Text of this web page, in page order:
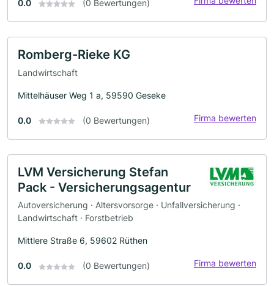
0.0 (0 Bewertungen)
Romberg-Rieke KG
Landwirtschaft
Mittelhäuser Weg 1 a, 59590 Geseke
0.0 (0 Bewertungen) Firma bewerten
LVM Versicherung Stefan
Pack - Versicherungsagentur
Autoversicherung · Altersvorsorge · Unfallversicherung ·
Landwirtschaft · Forstbetrieb
Mittlere Straße 6, 59602 Rüthen
0.0 (0 Bewertungen) Firma bewerten